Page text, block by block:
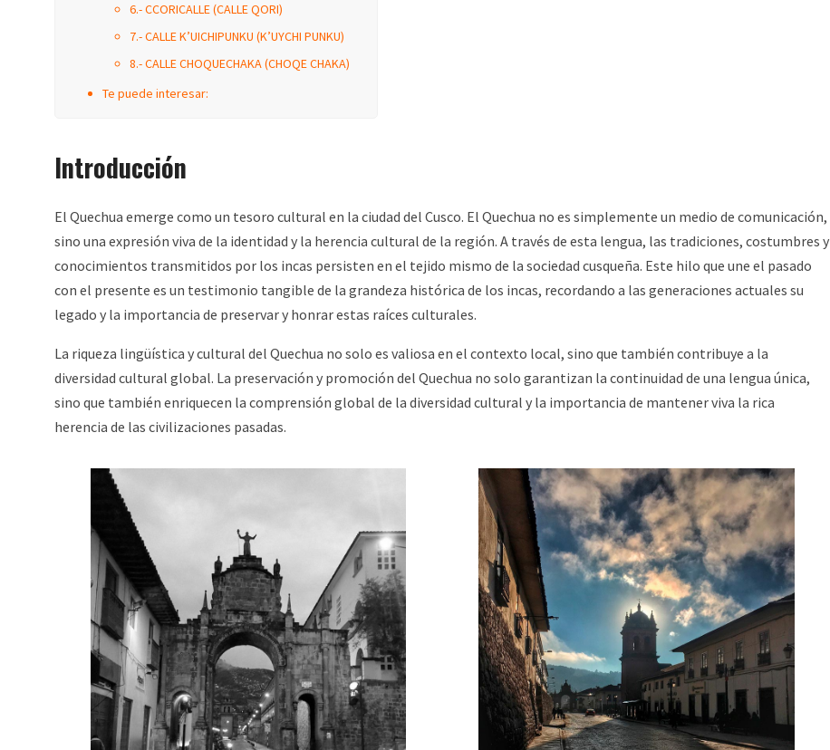
6.- CCORICALLE (CALLE QORI)
7.- CALLE K’UICHIPUNKU (K’UYCHI PUNKU)
8.- CALLE CHOQUECHAKA (CHOQE CHAKA)
Te puede interesar:
Introducción
El Quechua emerge como un tesoro cultural en la ciudad del Cusco. El Quechua no es simplemente un medio de comunicación,
sino una expresión viva de la identidad y la herencia cultural de la región. A través de esta lengua, las tradiciones, costumbres y
conocimientos transmitidos por los incas persisten en el tejido mismo de la sociedad cusqueña. Este hilo que une el pasado
con el presente es un testimonio tangible de la grandeza histórica de los incas, recordando a las generaciones actuales su
legado y la importancia de preservar y honrar estas raíces culturales.
La riqueza lingüística y cultural del Quechua no solo es valiosa en el contexto local, sino que también contribuye a la
diversidad cultural global. La preservación y promoción del Quechua no solo garantizan la continuidad de una lengua única,
sino que también enriquecen la comprensión global de la diversidad cultural y la importancia de mantener viva la rica
herencia de las civilizaciones pasadas.